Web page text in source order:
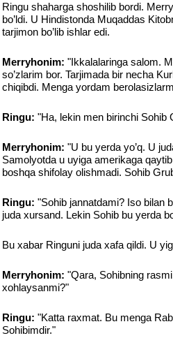
Ringu shaharga shoshilib bordi.
bo’ldi. U Hindistonda Muqaddas
tarjimon bo’lib ishlar edi.
Merryhonim: "Ikkalalaringa salom.
so’zlarim bor. Tarjimada bir necha
chiqibdi. Menga yordam
Ringu: "Ha, lekin men birinchi Sohib
Merryhonim: "U bu yerda yo’q. U
Samolyotda u uyiga amerikaga
boshqa shifolay olishmadi. Sohib
Ringu: "Sohib jannatdami? Iso bilan
juda xursand. Lekin Sohib bu yerda
Bu xabar Ringuni juda xafa qildi. U
Merryhonim: "Qara, Sohibning
xohlaysanmi?"
Ringu: "Katta raxmat. Bu menga
Sohibimdir."